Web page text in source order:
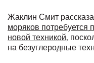
Жаклин Смит
моряков потребуется
новой техникой,
на безуглеродные